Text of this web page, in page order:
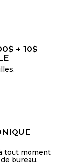
+ 10$
tout moment
bureau.